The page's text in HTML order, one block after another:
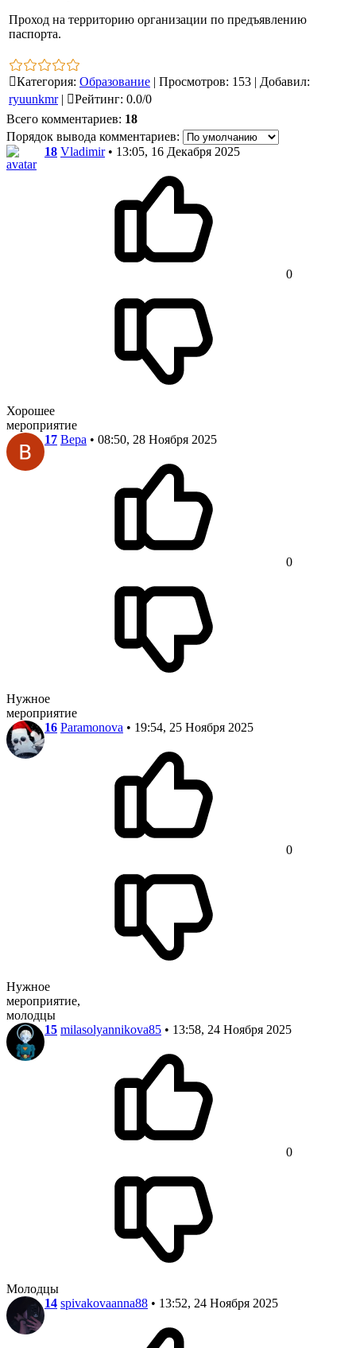
Проход на территорию организации по предъявлению
паспорта.
Категория: Образование | Просмотров: 153 | Добавил:
ryuunkmr | Рейтинг: 0.0/0
Всего комментариев: 18
Порядок вывода комментариев:
18 Vladimir • 13:05, 16 Декабря 2025
0
Хорошее
мероприятие
17 Вера • 08:50, 28 Ноября 2025
0
Нужное
мероприятие
16 Paramonova • 19:54, 25 Ноября 2025
0
Нужное
мероприятие,
молодцы
15 milasolyannikova85 • 13:58, 24 Ноября 2025
0
Молодцы
14 spivakovaanna88 • 13:52, 24 Ноября 2025